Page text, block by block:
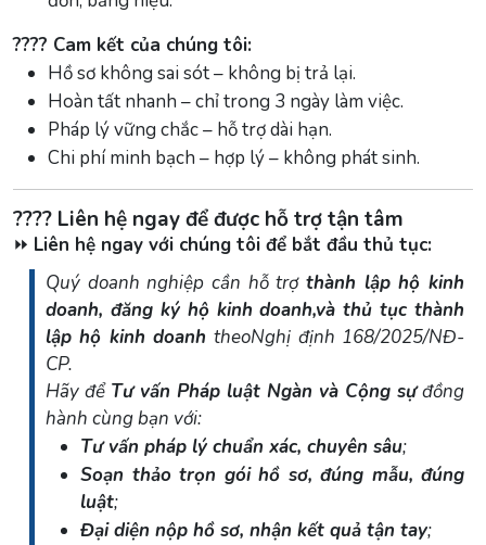
???? Cam kết của chúng tôi:
Hồ sơ không sai sót – không bị trả lại.
Hoàn tất nhanh – chỉ trong 3 ngày làm việc.
Pháp lý vững chắc – hỗ trợ dài hạn.
Chi phí minh bạch – hợp lý – không phát sinh.
???? Liên hệ ngay để được hỗ trợ tận tâm
⏩ Liên hệ ngay với chúng tôi để bắt đầu thủ tục:
Quý doanh nghiệp cần hỗ trợ thành lập hộ kinh
doanh, đăng ký hộ kinh doanh,và thủ tục thành
lập hộ kinh doanhtheoNghị định 168/2025/NĐ-
CP.
Hãy để Tư vấn Pháp luật Ngàn và Cộng sựđồng
hành cùng bạn với:
Tư vấn pháp lý chuẩn xác, chuyên sâu;
Soạn thảo trọn gói hồ sơ, đúng mẫu, đúng
luật;
Đại diện nộp hồ sơ, nhận kết quả tận tay;